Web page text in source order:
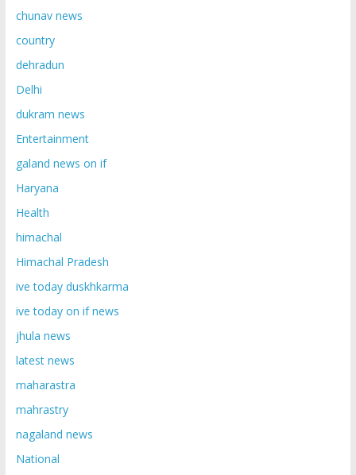
chunav news
country
dehradun
Delhi
dukram news
Entertainment
galand news on if
Haryana
Health
himachal
Himachal Pradesh
ive today duskhkarma
ive today on if news
jhula news
latest news
maharastra
mahrastry
nagaland news
National